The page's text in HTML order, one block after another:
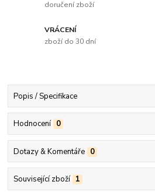
doručení zboží
VRÁCENÍ
zboží do 30 dní
Popis / Specifikace
Hodnocení 0
Dotazy & Komentáře 0
Související zboží 1